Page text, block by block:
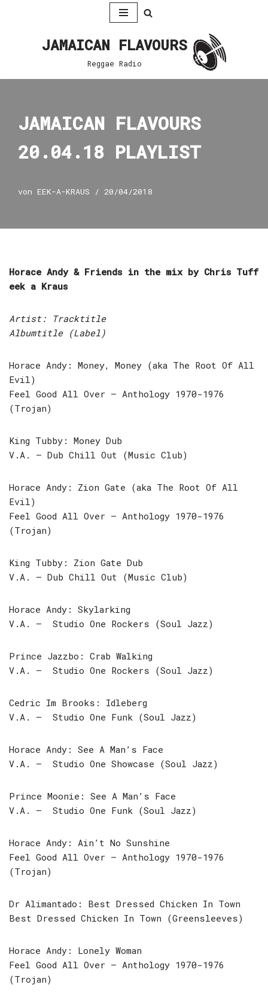
JAMAICAN FLAVOURS
Reggae Radio
JAMAICAN FLAVOURS
20.04.18 PLAYLIST
von EEK-A-KRAUS 20/04/2018
Horace Andy & Friends in the mix by Chris Tuff
eek a Kraus
Artist: Tracktitle
Albumtitle (Label)
Horace Andy: Money, Money (aka The Root Of All
Evil)
Feel Good All Over – Anthology 1970-1976
(Trojan)
King Tubby: Money Dub
V.A. – Dub Chill Out (Music Club)
Horace Andy: Zion Gate (aka The Root Of All
Evil)
Feel Good All Over – Anthology 1970-1976
(Trojan)
King Tubby: Zion Gate Dub
V.A. – Dub Chill Out (Music Club)
Horace Andy: Skylarking
V.A. – Studio One Rockers (Soul Jazz)
Prince Jazzbo: Crab Walking
V.A. – Studio One Rockers (Soul Jazz)
Cedric Im Brooks: Idleberg
V.A. – Studio One Funk (Soul Jazz)
Horace Andy: See A Man’s Face
V.A. – Studio One Showcase (Soul Jazz)
Prince Moonie: See A Man’s Face
V.A. – Studio One Funk (Soul Jazz)
Horace Andy: Ain’t No Sunshine
Feel Good All Over – Anthology 1970-1976
(Trojan)
Dr Alimantado: Best Dressed Chicken In Town
Best Dressed Chicken In Town (Greensleeves)
Horace Andy: Lonely Woman
Feel Good All Over – Anthology 1970-1976
(Trojan)